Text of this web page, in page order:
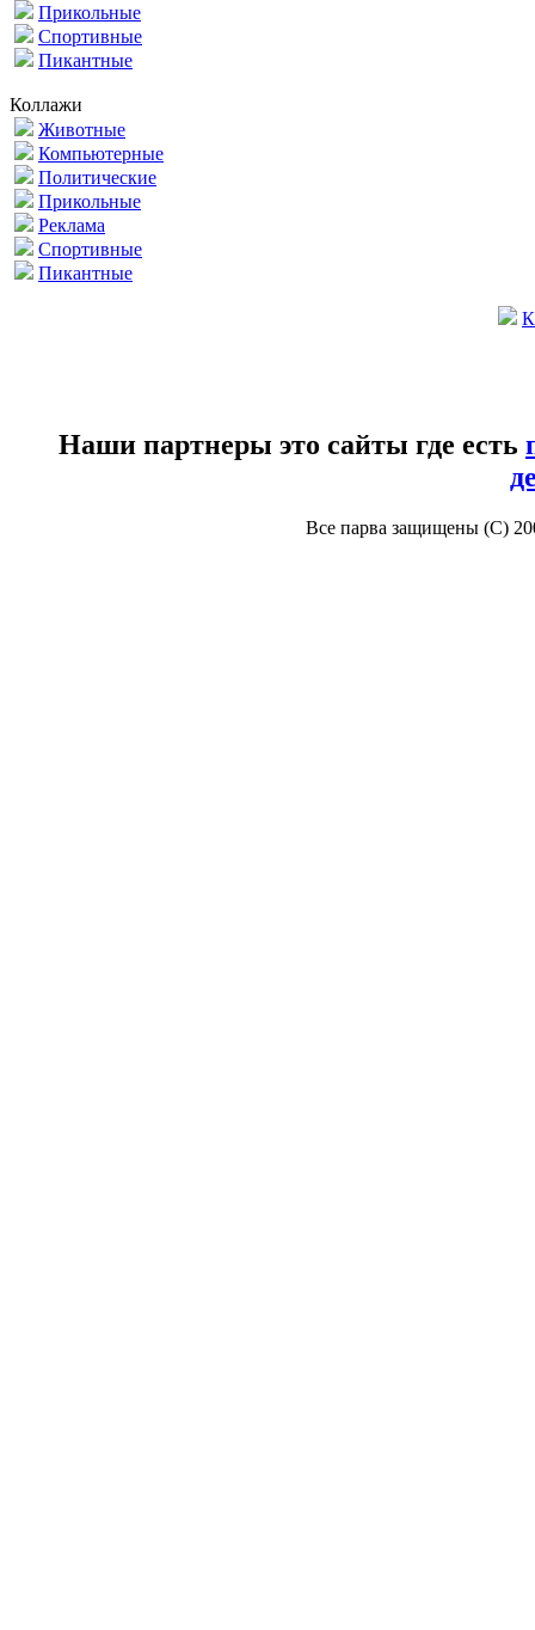
Прикольные
Спортивные
Пикантные
Коллажи
Животные
Компьютерные
Политические
Прикольные
Реклама
Спортивные
Пикантные
Наши партнеры это сайты где есть
Все парва защищены (С)